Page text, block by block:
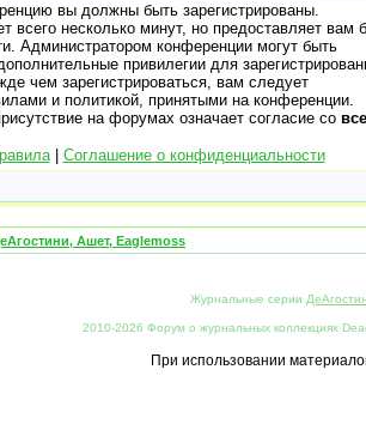
вы должны быть зарегистрированы.
всего несколько минут, но предоставляет вам
Администратором конференции могут быть
привилегии для
чем зарегистрироваться, вам следует
и политикой, принятыми на конференции.
на форумах означает согласие со
| Соглашение о конфиденциальности
Ашет, Eaglemoss
Журнальные серии
2010-2026 Форум о журнальных коллекциях
При использовании